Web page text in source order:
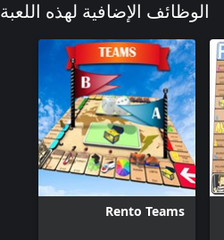
الوظائف الإضافية لهذه اللعبة
Rento Teams